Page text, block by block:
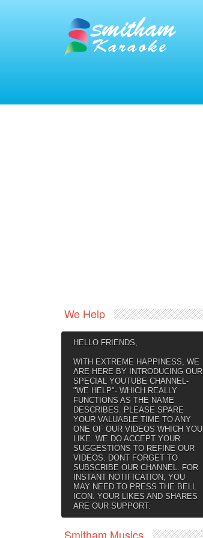
We Help
HELLO FRIENDS,
WITH EXTREME HAPPINESS, WE
ARE HERE BY INTRODUCING OUR
SPECIAL YOUTUBE CHANNEL-
"WE HELP"- WHICH REALLY
FUNCTIONS AS THE NAME
DESCRIBES. PLEASE SPARE
YOUR VALUABLE TIME TO ANY
ONE OF OUR VIDEOS WHICH YOU
LIKE. WE DO ACCEPT YOUR
SUGGESTIONS TO REFINE OUR
VIDEOS. DONT FORGET TO
SUBSCRIBE OUR CHANNEL. FOR
INSTANT NOTIFICATION, YOU
MAY NEED TO PRESS THE BELL
ICON. YOUR LIKES AND SHARES
ARE OUR SUPPORT.
Smitham Musics